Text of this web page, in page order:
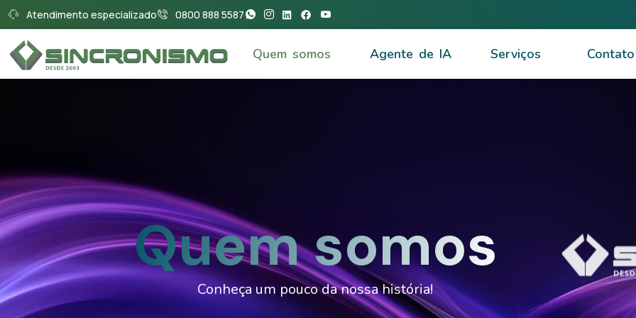
Atendimento especializado 0800 888 5587
Quem somos Agente de IA Serviços Contato
Quem somos
Conheça um pouco da nossa história!